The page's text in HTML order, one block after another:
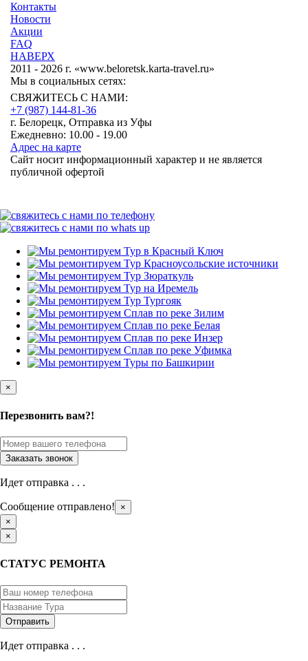
Контакты
Новости
Акции
FAQ
НАВЕРХ
2011 - 2026 г. «www.beloretsk.karta-travel.ru»
Мы в социальных сетях:
СВЯЖИТЕСЬ С НАМИ:
+7 (987) 144-81-36
г. Белорецк, Отправка из Уфы
Ежедневно: 10.00 - 19.00
Адрес на карте
Сайт носит информационный характер и не является
публичной офертой
×
Перезвонить вам?!
Идет отправка . . .
Сообщение отправлено!
×
×
×
СТАТУС РЕМОНТА
Идет отправка . . .